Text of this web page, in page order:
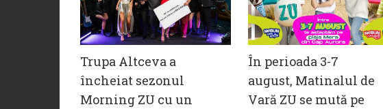
Trupa Altceva a
încheiat sezonul
Morning ZU cu un
În perioada 3-7
august, Matinalul de
Vară ZU se mută pe